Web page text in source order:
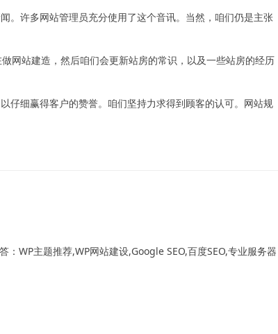
。许多网站管理员充分使用了这个音讯。当然，咱们仍是主张
网站建造，然后咱们会更新站房的常识，以及一些站房的经历
仔细赢得客户的赞誉。咱们坚持力求得到顾客的认可。网站规
：WP主题推荐,WP网站建设,Google SEO,百度SEO,专业服务器